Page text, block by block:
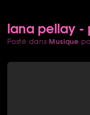
lana pellay -
Posté dans Musique